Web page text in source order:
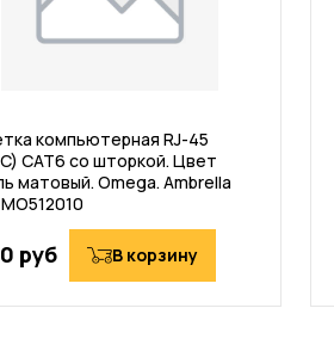
компьютерная RJ-45
CAT6 со шторкой. Цвет
матовый. Omega. Ambrella
руб В корзину